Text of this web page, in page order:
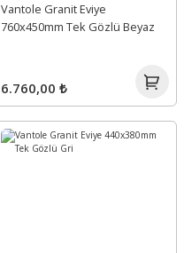
Vantole Granit Eviye
760x450mm Tek Gözlü Beyaz
6.760,00 ₺